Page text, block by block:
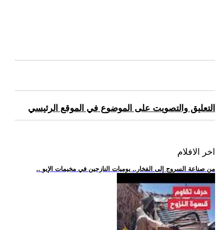
التعليق والتصويت على الموضوع في الموقع الرئيسي
اخر الافلام
.. من صناعة السروج إلى الفخار.. يوميات النازحين في مخيمات الإيو